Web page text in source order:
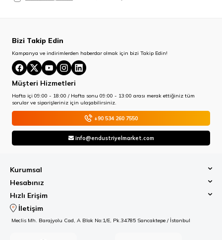
Bizi Takip Edin
Kampanya ve indirimlerden haberdar olmak için bizi Takip Edin!
Müşteri Hizmetleri
Hafta içi 09:00 - 18:00 / Hafta sonu 09:00 - 13:00 arası merak ettiğiniz tüm
sorular ve siparişleriniz için ulaşabilirsiniz.
+90 534 260 7550
info@endustriyelmarket.com
Kurumsal
Hesabınız
Hızlı Erişim
İletişim
Meclis Mh. Barajyolu Cad, A Blok No:1/E, Pk.34785 Sancaktepe / İstanbul